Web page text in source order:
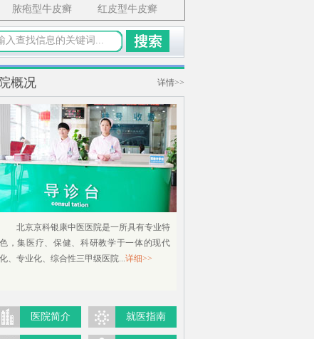
脓疱型牛皮癣 红皮型牛皮癣
详情>>
概况
北京京科银康中医医院是一所具有专业特
色，集医疗、保健、科研教学于一体的现代
化、专业化、综合性三甲级医院...详细>>
医院简介 就医指南